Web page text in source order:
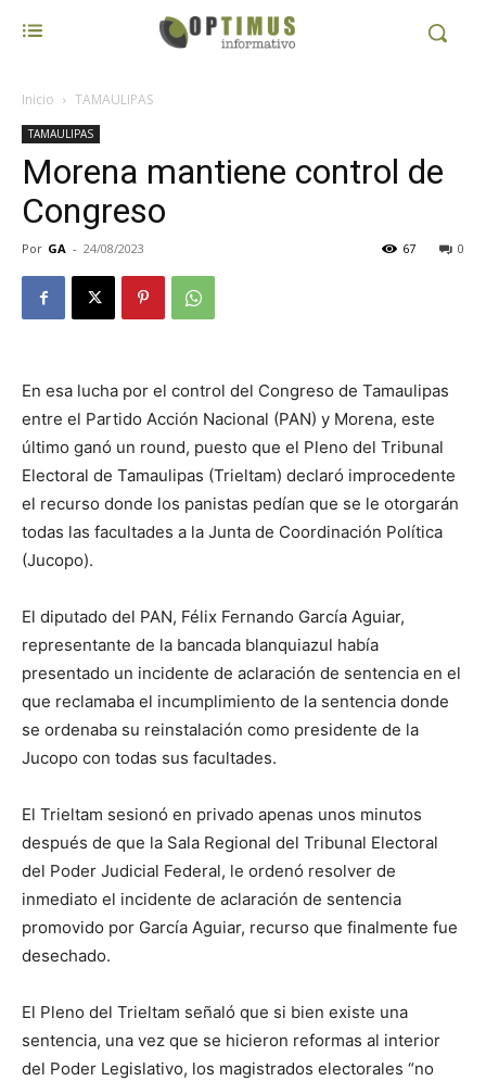
Inicio TAMAULIPAS
TAMAULIPAS
Morena mantiene control de
Congreso
Por GA - 24/08/2023 0
67
En esa lucha por el control del Congreso de Tamaulipas
entre el Partido Acción Nacional (PAN) y Morena, este
último ganó un round, puesto que el Pleno del Tribunal
Electoral de Tamaulipas (Trieltam) declaró improcedente
el recurso donde los panistas pedían que se le otorgarán
todas las facultades a la Junta de Coordinación Política
(Jucopo).
El diputado del PAN, Félix Fernando García Aguiar,
representante de la bancada blanquiazul había
presentado un incidente de aclaración de sentencia en el
que reclamaba el incumplimiento de la sentencia donde
se ordenaba su reinstalación como presidente de la
Jucopo con todas sus facultades.
El Trieltam sesionó en privado apenas unos minutos
después de que la Sala Regional del Tribunal Electoral
del Poder Judicial Federal, le ordenó resolver de
inmediato el incidente de aclaración de sentencia
promovido por García Aguiar, recurso que finalmente fue
desechado.
El Pleno del Trieltam señaló que si bien existe una
sentencia, una vez que se hicieron reformas al interior
del Poder Legislativo, los magistrados electorales “no